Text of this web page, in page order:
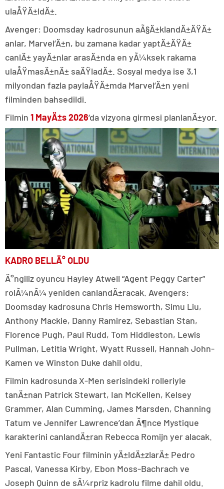
ulaÅŸÄ±ldÄ±.
Avenger: Doomsday kadrosunun aÃ§Ä±klandÄ±ÄŸÄ±
anlar, Marvel’Ä±n, bu zamana kadar yaptÄ±ÄŸÄ±
canlÄ± yayÄ±nlar arasÄ±nda en yÃ¼ksek rakama
ulaÅŸmasÄ±nÄ± saÄŸladÄ±. Sosyal medya ise 3,1
milyondan fazla paylaÅŸÄ±mda Marvel’Ä±n yeni
filminden bahsedildi.
Filmin 1 MayÄ±s 2026‘da vizyona girmesi planlanÄ±yor.
KADRO BELLÄ° OLDU
Ä°ngiliz oyuncu Hayley Atwell “Agent Peggy Carter”
rolÃ¼nÃ¼ yeniden canlandÄ±racak. Avengers:
Doomsday kadrosuna Chris Hemsworth, Simu Liu,
Anthony Mackie, Danny Ramirez, Sebastian Stan,
Florence Pugh, Paul Rudd, Tom Hiddleston, Lewis
Pullman, Letitia Wright, Wyatt Russell, Hannah John-
Kamen ve Winston Duke dahil oldu.
Filmin kadrosunda X-Men serisindeki rolleriyle
tanÄ±nan Patrick Stewart, Ian McKellen, Kelsey
Grammer, Alan Cumming, James Marsden, Channing
Tatum ve Jennifer Lawrence’dan Ã¶nce Mystique
karakterini canlandÄ±ran Rebecca Romijn yer alacak.
Yeni Fantastic Four filminin yÄ±ldÄ±zlarÄ± Pedro
Pascal, Vanessa Kirby, Ebon Moss-Bachrach ve
Joseph Quinn de sÃ¼rpriz kadrolu filme dahil oldu.